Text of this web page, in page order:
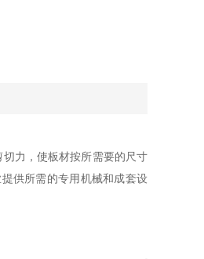
力，使板材按所需要的尺寸
供所需的专用机械和成套设